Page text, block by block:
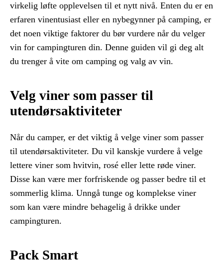
virkelig løfte opplevelsen til et nytt nivå. Enten du er en
erfaren vinentusiast eller en nybegynner på camping, er
det noen viktige faktorer du bør vurdere når du velger
vin for campingturen din. Denne guiden vil gi deg alt
du trenger å vite om camping og valg av vin.
Velg viner som passer til
utendørsaktiviteter
Når du camper, er det viktig å velge viner som passer
til utendørsaktiviteter. Du vil kanskje vurdere å velge
lettere viner som hvitvin, rosé eller lette røde viner.
Disse kan være mer forfriskende og passer bedre til et
sommerlig klima. Unngå tunge og komplekse viner
som kan være mindre behagelig å drikke under
campingturen.
Pack Smart